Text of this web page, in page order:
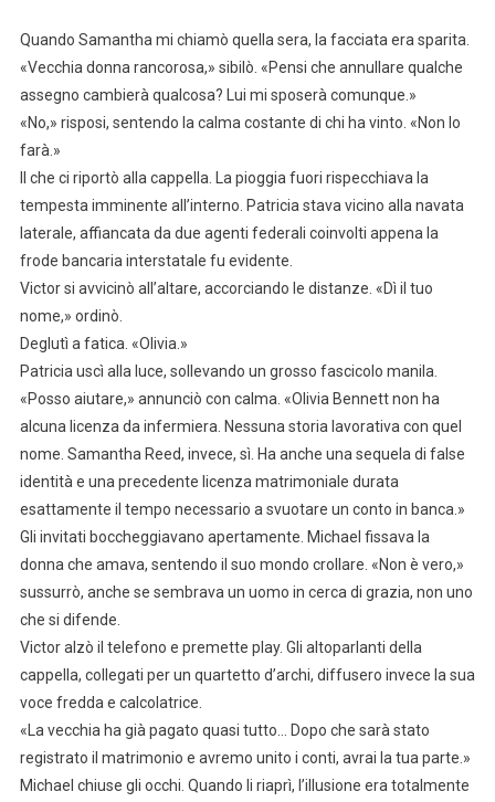
Quando Samantha mi chiamò quella sera, la facciata era sparita.
«Vecchia donna rancorosa,» sibilò. «Pensi che annullare qualche
assegno cambierà qualcosa? Lui mi sposerà comunque.»
«No,» risposi, sentendo la calma costante di chi ha vinto. «Non lo
farà.»
Il che ci riportò alla cappella. La pioggia fuori rispecchiava la
tempesta imminente all’interno. Patricia stava vicino alla navata
laterale, affiancata da due agenti federali coinvolti appena la
frode bancaria interstatale fu evidente.
Victor si avvicinò all’altare, accorciando le distanze. «Dì il tuo
nome,» ordinò.
Deglutì a fatica. «Olivia.»
Patricia uscì alla luce, sollevando un grosso fascicolo manila.
«Posso aiutare,» annunciò con calma. «Olivia Bennett non ha
alcuna licenza da infermiera. Nessuna storia lavorativa con quel
nome. Samantha Reed, invece, sì. Ha anche una sequela di false
identità e una precedente licenza matrimoniale durata
esattamente il tempo necessario a svuotare un conto in banca.»
Gli invitati boccheggiavano apertamente. Michael fissava la
donna che amava, sentendo il suo mondo crollare. «Non è vero,»
sussurrò, anche se sembrava un uomo in cerca di grazia, non uno
che si difende.
Victor alzò il telefono e premette play. Gli altoparlanti della
cappella, collegati per un quartetto d’archi, diffusero invece la sua
voce fredda e calcolatrice.
«La vecchia ha già pagato quasi tutto… Dopo che sarà stato
registrato il matrimonio e avremo unito i conti, avrai la tua parte.»
Michael chiuse gli occhi. Quando li riaprì, l’illusione era totalmente